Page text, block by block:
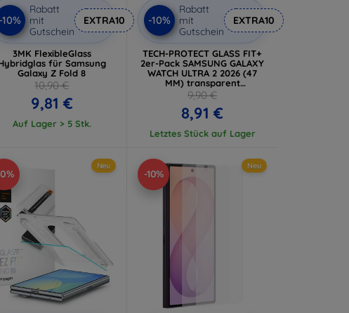
-10%
Rabatt
mit
Gutschein
EXTRA10
3MK FlexibleGlass
für Samsung
Galaxy Z Fold 8
10,90 €
9,81 €
Auf Lager > 5 Stk.
-10%
Rabatt
mit
Gutschein
EXTRA10
TECH-PROTECT GLASS FIT+
2er-Pack SAMSUNG GALAXY
WATCH ULTRA 2 2026 (47
MM) transparent
(5906302324668)
9,90 €
8,91 €
Letztes Stück auf Lager
Neu
-10%
Neu